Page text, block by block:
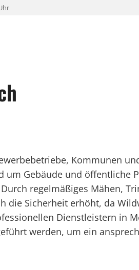
Kommunen
um Gebäude und öffentliche
regelmäßiges Mähen,
die Sicherheit erhöht, da
Dienstleistern in
werden, um ein